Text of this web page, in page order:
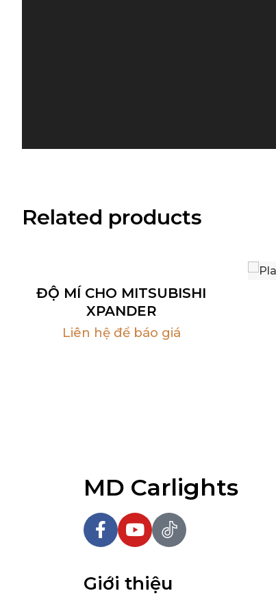
Related products
ĐỘ MÍ CHO MITSUBISHI
XPANDER
Liên hệ để báo giá
MD Carlights
Giới thiệu